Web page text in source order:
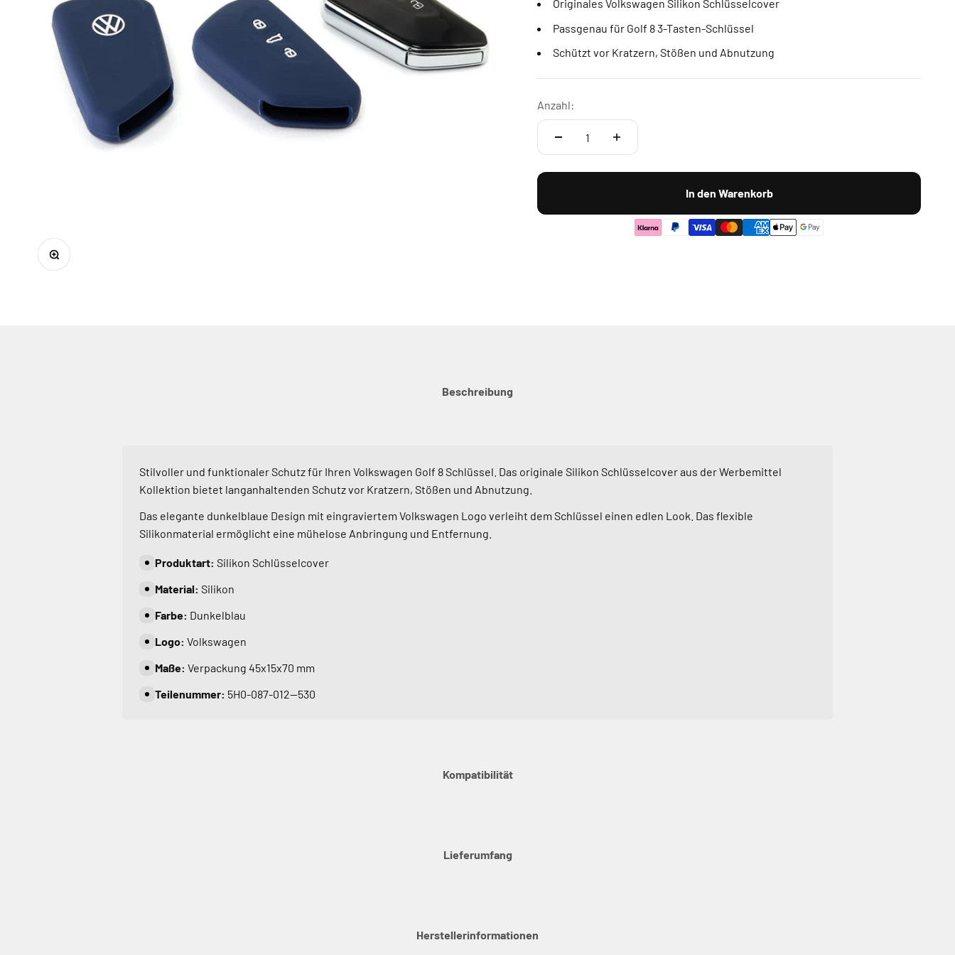
Bild vergrößern
Originales Volkswagen Silikon Schlüsselcover
Passgenau für Golf 8 3-Tasten-Schlüssel
Schützt vor Kratzern, Stößen und Abnutzung
Anzahl:
In den Warenkorb
Beschreibung
Stilvoller und funktionaler Schutz für Ihren Volkswagen Golf 8 Schlüssel. Das originale Silikon Schlüsselcover aus der Werbemittel
Kollektion bietet langanhaltenden Schutz vor Kratzern, Stößen und Abnutzung.
Das elegante dunkelblaue Design mit eingraviertem Volkswagen Logo verleiht dem Schlüssel einen edlen Look. Das flexible
Silikonmaterial ermöglicht eine mühelose Anbringung und Entfernung.
Produktart: Silikon Schlüsselcover
Material: Silikon
Farbe: Dunkelblau
Logo: Volkswagen
Maße: Verpackung 45x15x70 mm
Teilenummer: 5H0-087-012--530
Kompatibilität
Lieferumfang
Herstellerinformationen